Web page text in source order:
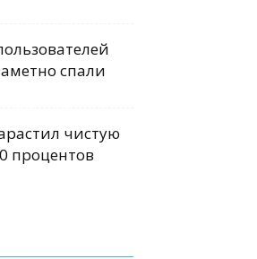
спали
чистую
процентов